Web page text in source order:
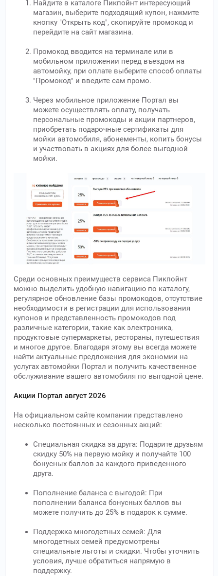
Найдите в каталоге Пикпойнт интересующий
магазин, выберите подходящий купон, нажмите
кнопку "Открыть код", скопируйте промокод и
перейдите на сайт магазина.
Промокод вводится на терминале или в
мобильном приложении перед въездом на
автомойку, при оплате выберите способ оплаты
"Промокод" и введите сам промо.
Через мобильное приложение Портал вы
можете осуществлять оплату, получать
персональные промокоды и акции партнеров,
приобретать подарочные сертификаты для
мойки автомобиля, абонементы, копить бонусы
и участвовать в акциях для более выгодной
мойки.
Среди основных преимуществ сервиса Пикпойнт
можно выделить удобную навигацию по каталогу,
регулярное обновление базы промокодов, отсутствие
необходимости в регистрации для использования
купонов и представленность промокодов под
различные категории, такие как электроника,
продуктовые супермаркеты, рестораны, путешествия
и многое другое. Благодаря этому вы всегда можете
найти актуальные предложения для экономии на
услугах автомойки Портал и получить качественное
обслуживание вашего автомобиля по выгодной цене.
Акции Портал август 2026
На официальном сайте компании представлено
несколько постоянных и сезонных акций:
Специальная скидка за друга: Подарите друзьям
скидку 50% на первую мойку и получайте 100
бонусных баллов за каждого приведенного
друга.
Пополнение баланса с выгодой: При
пополнении баланса бонусных баллов вы
можете получить до 25% в подарок к сумме.
Поддержка многодетных семей: Для
многодетных семей предусмотрены
специальные льготы и скидки. Чтобы уточнить
условия, лучше обратиться напрямую в
поддержку.